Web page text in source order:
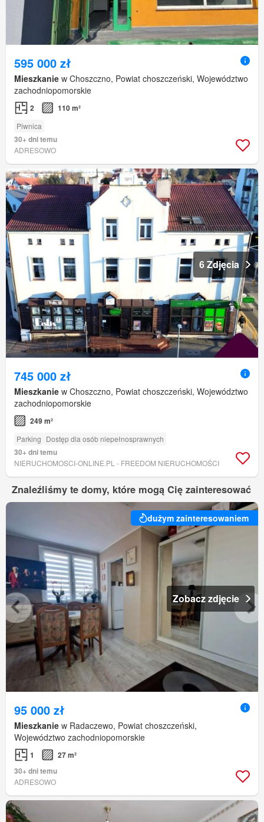
595 000 zł
Mieszkanie w Choszczno, Powiat choszczeński, Województwo
zachodniopomorskie
2 110 m²
Piwnica
30+ dni temu
ADRESOWO
6 Zdjęcia
745 000 zł
Mieszkanie w Choszczno, Powiat choszczeński, Województwo
zachodniopomorskie
249 m²
Parking Dostęp dla osób niepełnosprawnych
30+ dni temu
NIERUCHOMOSCI-ONLINE.PL - FREEDOM NIERUCHOMOŚCI
Znaleźliśmy te domy, które mogą Cię zainteresować
dużym zainteresowaniem
Zobacz zdjęcie
95 000 zł
Mieszkanie w Radaczewo, Powiat choszczeński,
Województwo zachodniopomorskie
1
27 m²
30+ dni temu
ADRESOWO